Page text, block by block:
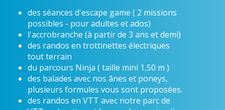
des séances d'escape game ( 2 missions
possibles - pour adultes et ados)
l'accrobranche (à partir de 3 ans et demi)
des randos en trottinettes électriques
tout terrain
du parcours Ninja ( taille mini 1,50 m )
des balades avec nos ânes et poneys,
plusieurs formules vous sont proposées.
des randos en VTT avec notre parc de